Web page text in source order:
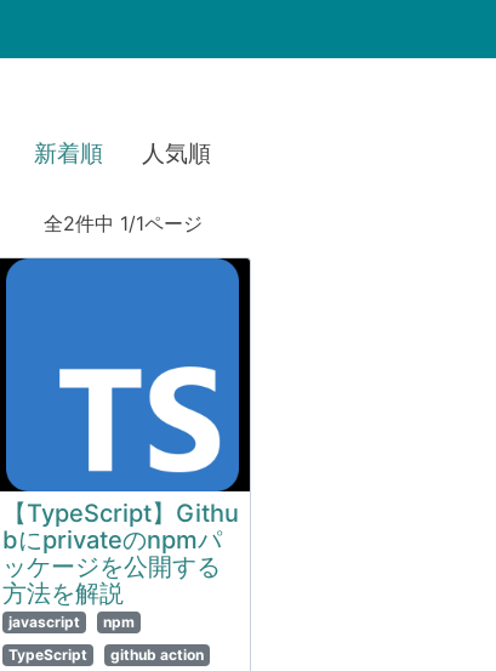
新着順 人気順
全2件中 1/1ページ
【TypeScript】Githu
bにprivateのnpmパ
ッケージを公開する
方法を解説
javascript
npm
TypeScript
github action